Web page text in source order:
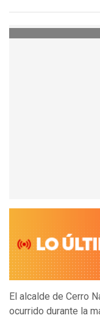
El alcalde de Cerro
ocurrido durante la